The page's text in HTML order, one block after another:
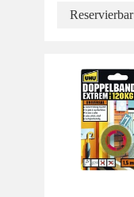
Reservierbar